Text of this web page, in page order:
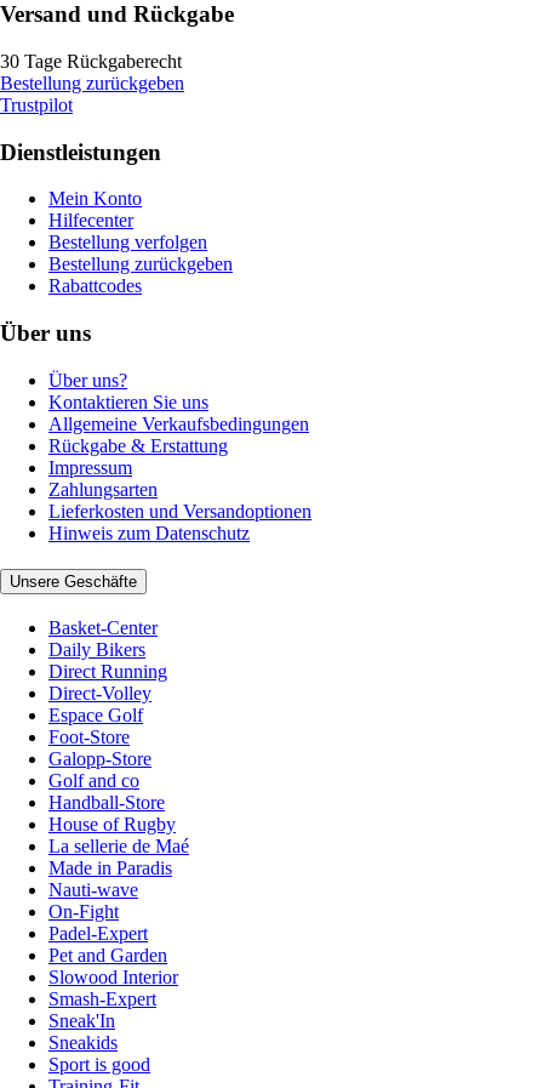
Versand und Rückgabe
30 Tage Rückgaberecht
Bestellung zurückgeben
Trustpilot
Dienstleistungen
Mein Konto
Hilfecenter
Bestellung verfolgen
Bestellung zurückgeben
Rabattcodes
Über uns
Über uns?
Kontaktieren Sie uns
Allgemeine Verkaufsbedingungen
Rückgabe & Erstattung
Impressum
Zahlungsarten
Lieferkosten und Versandoptionen
Hinweis zum Datenschutz
Unsere Geschäfte
Basket-Center
Daily Bikers
Direct Running
Direct-Volley
Espace Golf
Foot-Store
Galopp-Store
Golf and co
Handball-Store
House of Rugby
La sellerie de Maé
Made in Paradis
Nauti-wave
On-Fight
Padel-Expert
Pet and Garden
Slowood Interior
Smash-Expert
Sneak'In
Sneakids
Sport is good